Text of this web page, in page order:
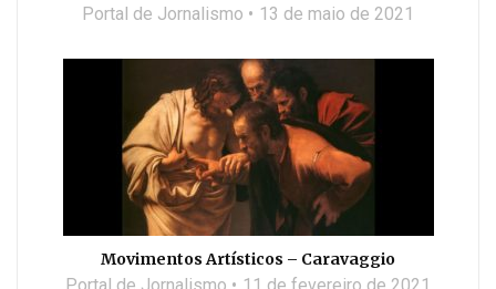
Portal de Jornalismo 13 de maio de 2021
Movimentos Artísticos – Caravaggio